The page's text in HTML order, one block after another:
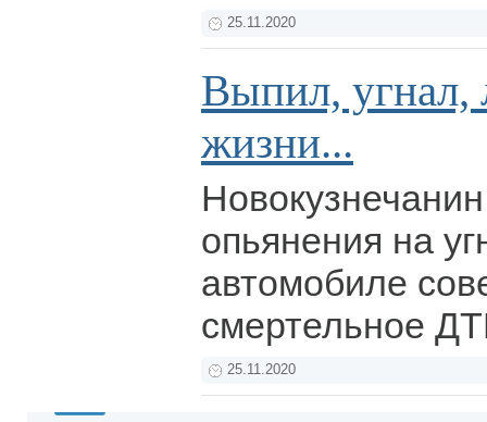
25.11.2020
Выпил,
жизни...
опьянения на
автомобиле
смертельное
25.11.2020